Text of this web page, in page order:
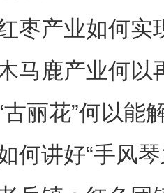
苏公安文联组织会
枣产业如何实
马鹿产业何以
古丽花”何以能
何讲好“手风